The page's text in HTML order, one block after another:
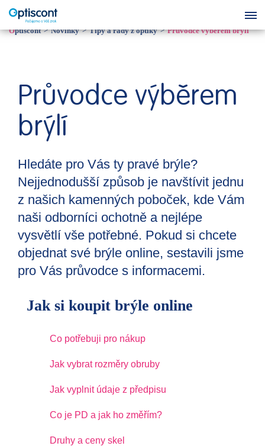
Optiscont Novinky Tipy a rady z optiky Průvodce výběrem brýlí
Průvodce výběrem
brýlí
Hledáte pro Vás ty pravé brýle?
Nejjednodušší způsob je navštívit jednu
z našich kamenných poboček, kde Vám
naši odborníci ochotně a nejlépe
vysvětlí vše potřebné. Pokud si chcete
objednat své brýle online, sestavili jsme
pro Vás průvodce s informacemi.
Jak si koupit brýle online
Co potřebuji pro nákup
Jak vybrat rozměry obruby
Jak vyplnit údaje z předpisu
Co je PD a jak ho změřím?
Druhy a ceny skel